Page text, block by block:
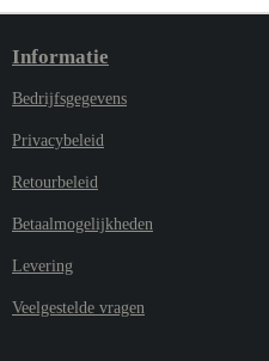
Informatie
Bedrijfsgegevens
Privacybeleid
Retourbeleid
Betaalmogelijkheden
Levering
Veelgestelde vragen